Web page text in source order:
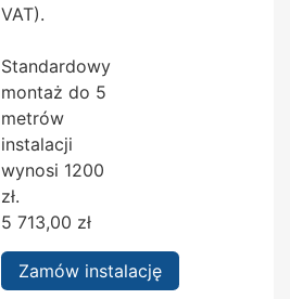
VAT).
Standardowy
montaż do 5
metrów
instalacji
wynosi 1200
zł.
5 713,00 zł
Zamów instalację